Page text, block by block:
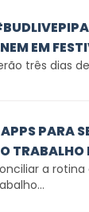
EM
três dias
PARA
TRABALHO
a